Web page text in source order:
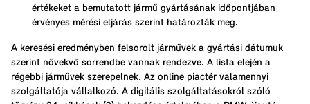
értékeket a bemutatott jármű gyártásának időpontjában
érvényes mérési eljárás szerint határozták meg.
A keresési eredményben felsorolt járművek a gyártási dátumuk
szerint növekvő sorrendbe vannak rendezve. A lista elején a
régebbi járművek szerepelnek. Az online piactér valamennyi
szolgáltatója vállalkozó. A digitális szolgáltatásokról szóló